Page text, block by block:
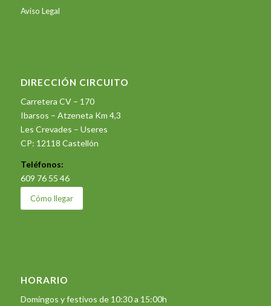
Aviso Legal
DIRECCIÓN CIRCUITO
Carretera CV – 170
Ibarsos – Atzeneta Km 4,3
Les Crevades – Useres
CP: 12118 Castellón
Teléfonos:
609 76 55 46
Cómo llegar
HORARIO
Domingos y festivos de 10:30 a 15:00h